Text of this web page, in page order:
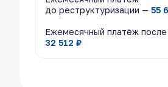
до реструктуризации — 55
Ежемесячный платёж
32 512 ₽
до реструктуризации — 55
Ежемесячный платёж
32 512 ₽